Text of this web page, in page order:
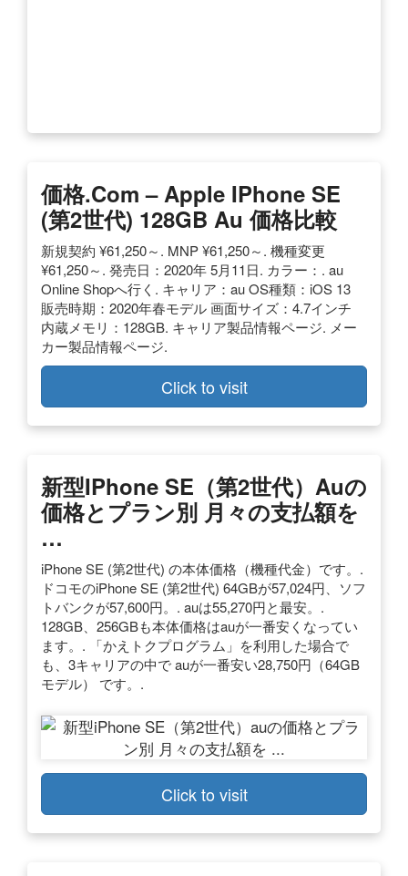
価格.com – Apple IPhone SE
(第2世代) 128GB Au 価格比較
新規契約 ¥61,250～. MNP ¥61,250～. 機種変更
¥61,250～. 発売日：2020年 5月11日. カラー：. au
Online Shopへ行く. キャリア：au OS種類：iOS 13
販売時期：2020年春モデル 画面サイズ：4.7インチ
内蔵メモリ：128GB. キャリア製品情報ページ. メー
カー製品情報ページ.
Click to visit
新型iPhone SE（第2世代）auの
価格とプラン別 月々の支払額を
…
iPhone SE (第2世代) の本体価格（機種代金）です。.
ドコモのiPhone SE (第2世代) 64GBが57,024円、ソフ
トバンクが57,600円。. auは55,270円と最安。.
128GB、256GBも本体価格はauが一番安くなってい
ます。. 「かえトクプログラム」を利用した場合で
も、3キャリアの中で auが一番安い28,750円（64GB
モデル） です。.
Click to visit